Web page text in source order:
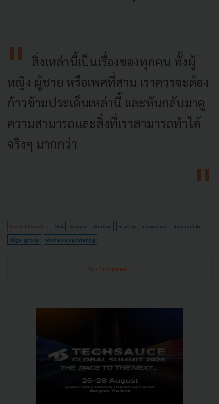
สิ่งเหล่านี้เป็นเรื่องของทุกคน ทั้งผู้
หญิง ผู้ชาย หรือเพศที่สาม เราควรจะต้อง
ก้าวข้ามประเด็นเหล่านี้ และหันกลับมาดู
ความสามารถและสิ่งที่เราสามารถทำได้
จริงๆ มากกว่า
Saucy Thoughts SEA women Gerena Startup chiiwii live Saucier Life
ikigai group women empowering
No comment